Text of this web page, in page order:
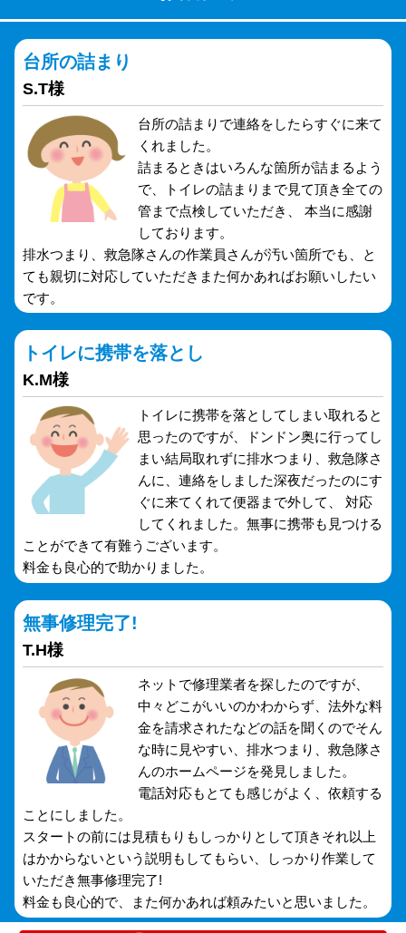
台所の詰まり
S.T様
台所の詰まりで連絡をしたらすぐに来て
くれました。
詰まるときはいろんな箇所が詰まるよう
で、トイレの詰まりまで見て頂き全ての
管まで点検していただき、 本当に感謝
しております。
排水つまり、救急隊さんの作業員さんが汚い箇所でも、と
ても親切に対応していただきまた何かあればお願いしたい
です。
トイレに携帯を落とし
K.M様
トイレに携帯を落としてしまい取れると
思ったのですが、ドンドン奥に行ってし
まい結局取れずに排水つまり、救急隊さ
んに、連絡をしました深夜だったのにす
ぐに来てくれて便器まで外して、 対応
してくれました。無事に携帯も見つける
ことができて有難うございます。
料金も良心的で助かりました。
無事修理完了!
T.H様
ネットで修理業者を探したのですが、
中々どこがいいのかわからず、法外な料
金を請求されたなどの話を聞くのでそん
な時に見やすい、排水つまり、救急隊さ
んのホームページを発見しました。
電話対応もとても感じがよく、依頼する
ことにしました。
スタートの前には見積もりもしっかりとして頂きそれ以上
はかからないという説明もしてもらい、しっかり作業して
いただき無事修理完了!
料金も良心的で、また何かあれば頼みたいと思いました。